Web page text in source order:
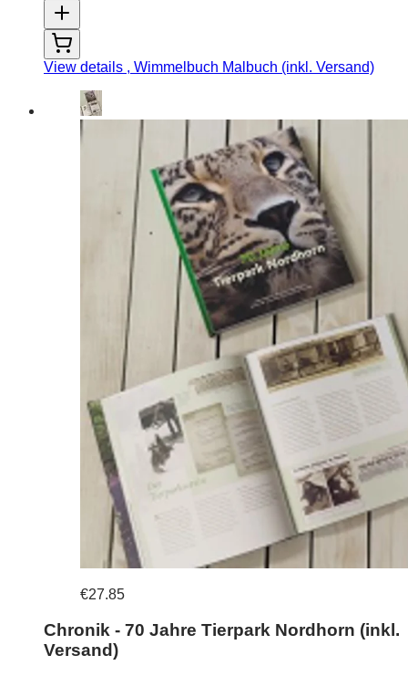
View details , Wimmelbuch Malbuch (inkl. Versand)
€27.85
Chronik - 70 Jahre Tierpark Nordhorn (inkl.
Versand)